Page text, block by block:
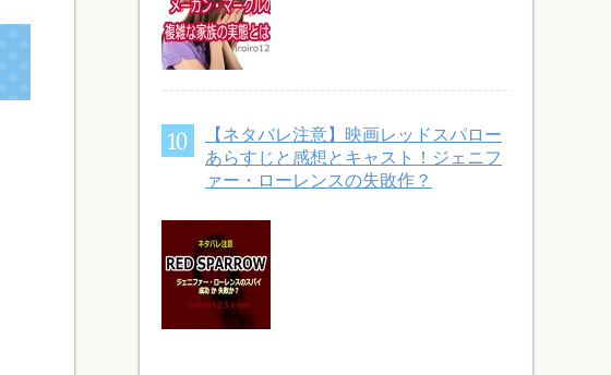
【ネタバレ注意】映画レッドスパロー
あらすじと感想とキャスト！ジェニフ
ァー・ローレンスの失敗作？